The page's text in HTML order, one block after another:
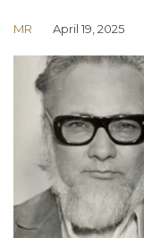
MR April 19, 2025